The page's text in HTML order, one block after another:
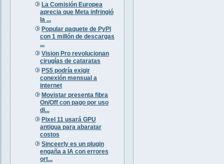
La Comisión Europea
aprecia que Meta infringió
la ...
Popular paquete de PyPI
con 1 millón de descargas
...
Vision Pro revolucionan
cirugías de cataratas
PS5 podría exigir
conexión mensual a
internet
Movistar presenta fibra
On/Off con pago por uso
di...
Pixel 11 usará GPU
antigua para abaratar
costos
Sinceerly es un plugin
engaña a IA con errores
ort...